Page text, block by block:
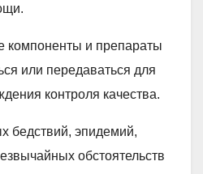
компоненты и препараты
или передаваться для
контроля качества.
бедствий, эпидемий,
обстоятельств